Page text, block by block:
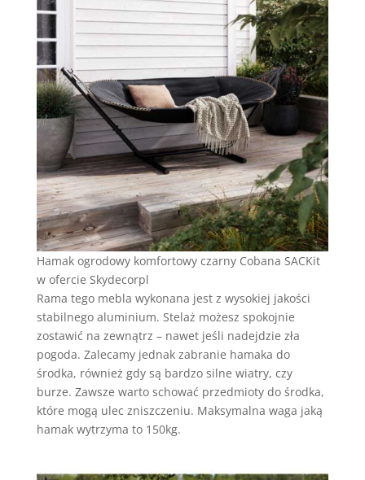
Hamak ogrodowy komfortowy czarny Cobana SACKit
w ofercie Skydecorpl
Rama tego mebla wykonana jest z wysokiej jakości
stabilnego aluminium. Stelaż możesz spokojnie
zostawić na zewnątrz – nawet jeśli nadejdzie zła
pogoda. Zalecamy jednak zabranie hamaka do
środka, również gdy są bardzo silne wiatry, czy
burze. Zawsze warto schować przedmioty do środka,
które mogą ulec zniszczeniu. Maksymalna waga jaką
hamak wytrzyma to 150kg.